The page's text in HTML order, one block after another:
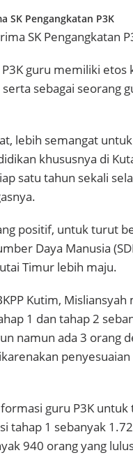
SK Pengangkatan P3K
SK Pengangkatan
guru memiliki
sebagai seorang
lebih semangat
khususnya di
satu tahun sekali
positif, untuk turut
Daya Manusia
Timur lebih maju.
Kutim,
1 dan tahap 2
namun ada 3 orang
guru P3K
tahap 1 sebanyak
940 orang yang